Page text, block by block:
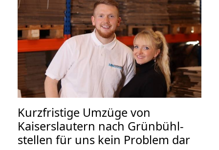
Kurzfristige Umzüge von
Kaiserslautern nach Grünbühl-
stellen für uns kein Problem dar